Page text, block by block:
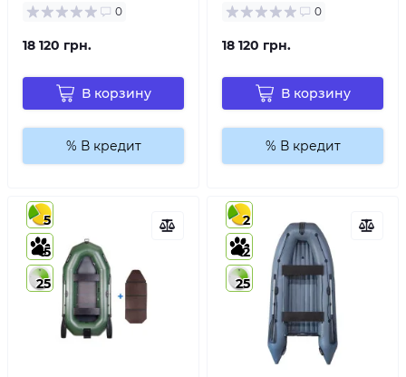
0
18 120 грн.
В корзину
% В кредит
0
18 120 грн.
В корзину
% В кредит
5
5
25
2
2
25